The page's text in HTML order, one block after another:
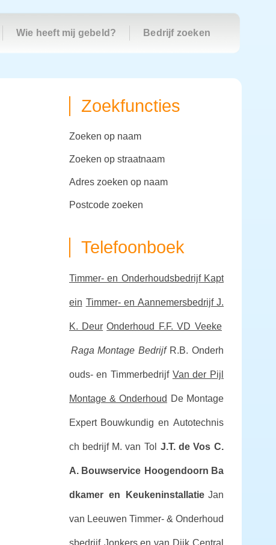
Wie heeft mij gebeld? Bedrijf zoeken
Zoekfuncties
zoeken op naam
zoeken op straatnaam
adres zoeken op naam
postcode zoeken
Telefoonboek
Timmer- en Onderhoudsbedrijf Kapt
ein Timmer- en Aannemersbedrijf J.
K. Deur Onderhoud F.F. VD Veeke
Raga Montage Bedrijf R.B. Onderh
ouds- en Timmerbedrijf Van der Pijl
Montage & Onderhoud De Montage
Expert Bouwkundig en Autotechnis
ch bedrijf M. van Tol J.T. de Vos C.
A. Bouwservice Hoogendoorn Ba
dkamer en Keukeninstallatie Jan
van Leeuwen Timmer- & Onderhoud
sbedrijf Jonkers en van Dijk Central